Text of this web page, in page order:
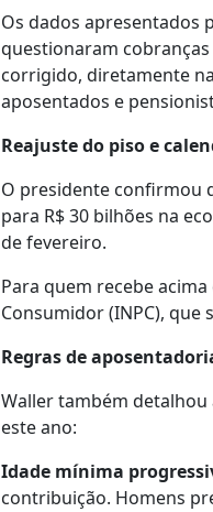
Os dados apresentados
questionaram
corrigido, diretamente
aposentados e
Reajuste do piso e
O presidente confirmou
para R$ 30 bilhões na
de fevereiro.
Para quem recebe
Consumidor (INPC), que
Regras de
Waller também detalhou
este ano:
Idade mínima
contribuição. Homens